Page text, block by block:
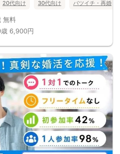
20代向け 30代向け バツイチ・再婚
無料
6,900円